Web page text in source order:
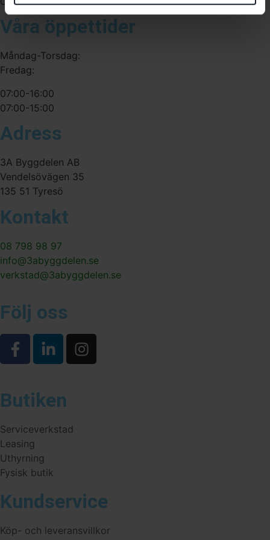
Våra öppettider
Måndag-Torsdag:
Fredag:
07:00-16:00
07:00-15:00
Adress
3A Byggdelen AB
Vendelsövägen 35
135 51 Tyresö
Kontakt
08 798 98 97
info@3abyggdelen.se
verkstad@3abyggdelen.se
Följ oss
Butiken
Serviceverkstad
Leasing
Uthyrning
Fysisk butik
Kundservice
Köp- och leveransvillkor